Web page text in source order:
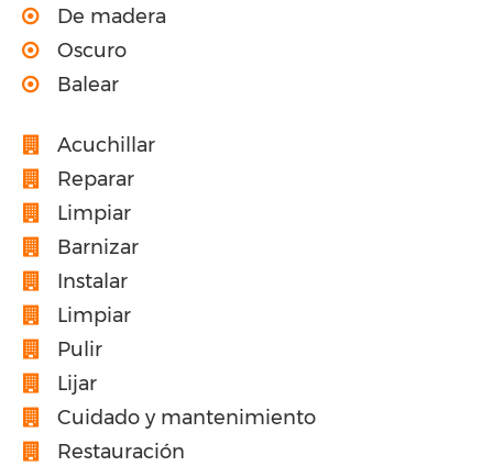
De madera
Oscuro
Balear
Acuchillar
Reparar
Limpiar
Barnizar
Instalar
Limpiar
Pulir
Lijar
Cuidado y mantenimiento
Restauración